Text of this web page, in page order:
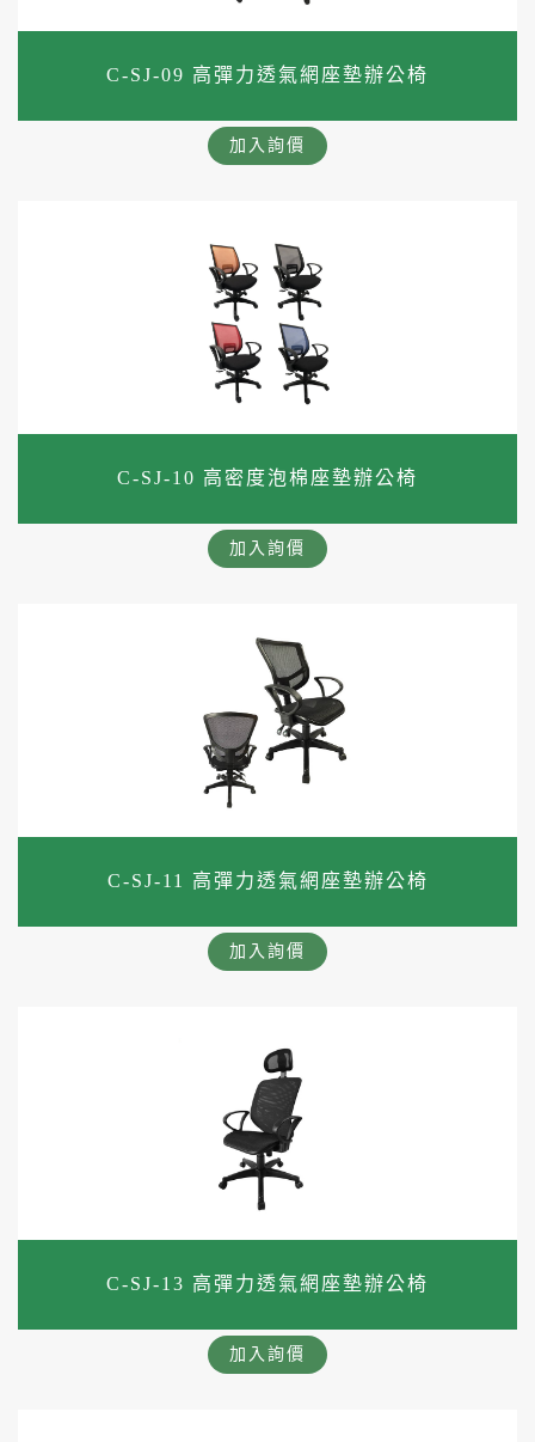
C-SJ-09 高彈力透氣網座墊辦公椅
加入詢價
C-SJ-10 高密度泡棉座墊辦公椅
加入詢價
C-SJ-11 高彈力透氣網座墊辦公椅
加入詢價
C-SJ-13 高彈力透氣網座墊辦公椅
加入詢價